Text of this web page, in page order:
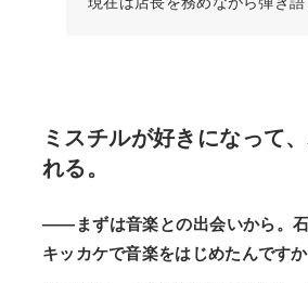
ミスチルが好きになって
れる。
――まずは音楽との出会いから。
キッカケで音楽をはじめたんですか